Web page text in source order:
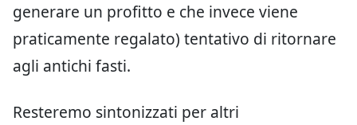
generare un profitto e che invece viene
praticamente regalato) tentativo di ritornare
agli antichi fasti.
Resteremo sintonizzati per altri